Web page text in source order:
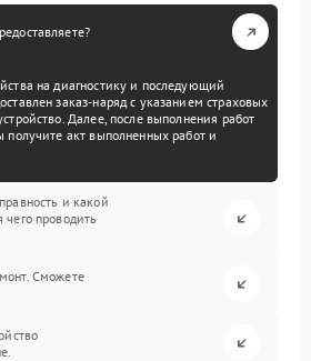
на диагностику и последующий
заказ-наряд с указанием страховых
Далее, после выполнения работ
получите акт выполненных работ и
и какой
проводить
Сможете